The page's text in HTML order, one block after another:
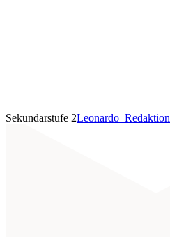
Sekundarstufe 2Leonardo_Redaktion